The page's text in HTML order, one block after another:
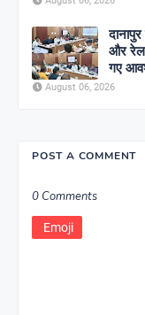
और रेल
गए
August 06, 2026
POST A COMMENT
0 Comments
Emoji